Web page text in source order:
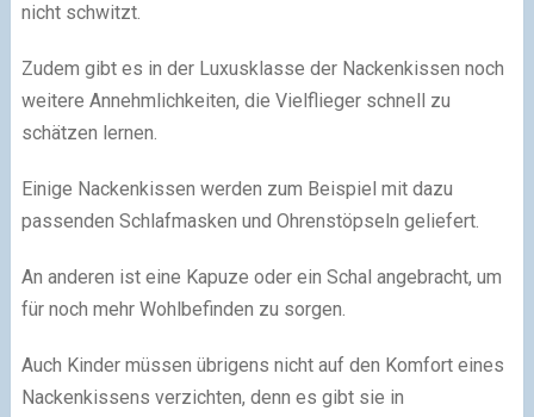
nicht schwitzt.
Zudem gibt es in der Luxusklasse der Nackenkissen noch
weitere Annehmlichkeiten, die Vielflieger schnell zu
schätzen lernen.
Einige Nackenkissen werden zum Beispiel mit dazu
passenden Schlafmasken und Ohrenstöpseln geliefert.
An anderen ist eine Kapuze oder ein Schal angebracht, um
für noch mehr Wohlbefinden zu sorgen.
Auch Kinder müssen übrigens nicht auf den Komfort eines
Nackenkissens verzichten, denn es gibt sie in